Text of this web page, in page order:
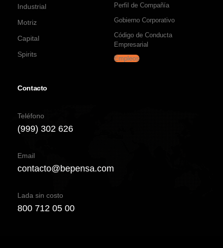
Industrial
Motriz
Capital
Spirits
Perfil de Compañía
Gobierno Corporativo
Código de Conducta
Empresarial
Empleos
Contacto
Teléfono
(999) 302 626
Email
contacto@bepensa.com
Lada sin costo
800 712 05 00